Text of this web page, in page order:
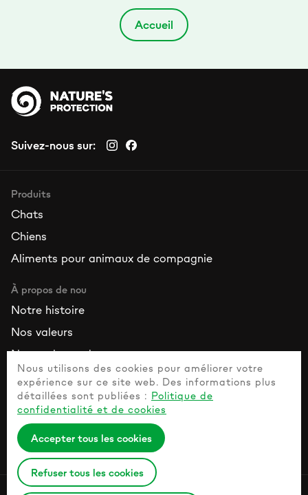
Accueil
Suivez-nous sur:
Produits
Chats
Chiens
Aliments pour animaux de compagnie
À propos de nou
Notre histoire
Nos valeurs
Nos ambassadeurs
Ressources
Contactez nous
Questions fréquemment posées
Guide de l’animal de compagnie en bonne santé
Nous utilisons des cookies pour améliorer votre
expérience sur ce site web. Des informations plus
détaillées sont publiées : Politique de
confidentialité et de cookies
Accepter tous les cookies
Refuser tous les cookies